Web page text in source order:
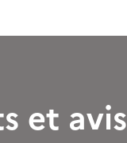
et avis